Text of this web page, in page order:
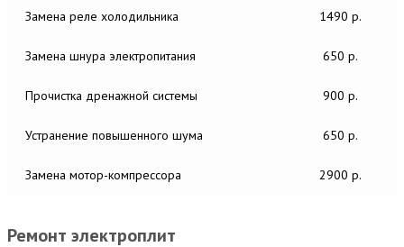
Замена реле холодильника 1490 р.
Замена шнура электропитания 650 р.
Прочистка дренажной системы 900 р.
Устранение повышенного шума 650 р.
Замена мотор-компрессора 2900 р.
Ремонт электроплит